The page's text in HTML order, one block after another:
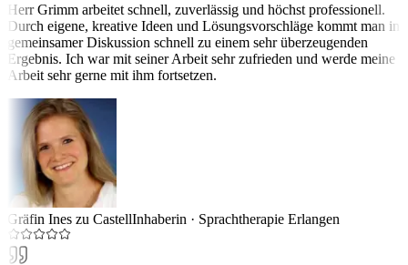
Herr Grimm arbeitet schnell, zuverlässig und höchst professionell.
Durch eigene, kreative Ideen und Lösungsvorschläge kommt man in
gemeinsamer Diskussion schnell zu einem sehr überzeugenden
Ergebnis. Ich war mit seiner Arbeit sehr zufrieden und werde meine
Arbeit sehr gerne mit ihm fortsetzen.
Gräfin Ines zu CastellInhaberin · Sprachtherapie Erlangen